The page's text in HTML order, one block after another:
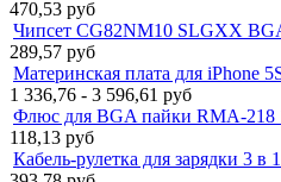
470,53 руб
Чипсет CG82NM10 SLGXX
289,57 руб
Материнская плата для iPhone
1 336,76 - 3 596,61 руб
Флюс для BGA пайки RMA-218
118,13 руб
Кабель-рулетка для зарядки 3